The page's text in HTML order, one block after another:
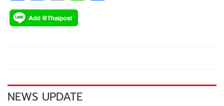
ac
e
k
wi
tt
o
p
k
NEWS UPDATE